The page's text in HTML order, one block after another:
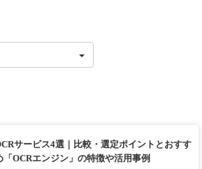
サービス4選｜比較・選定ポイントとおすす
「OCRエンジン」の特徴や活用事例